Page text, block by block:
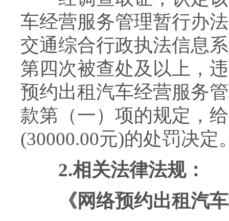
车经营服务管理暂行办
交通综合行政执法信息
第四次被查处及以上，
预约出租汽车经营服务
款第（一）项的规定，
(30000.00元)的处罚决定
2.相关法律法规：
《网络预约出租汽车